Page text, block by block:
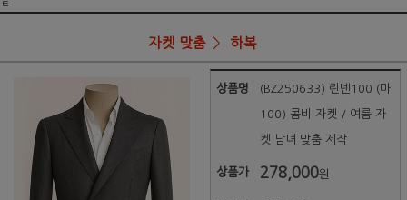
ㅌ
자켓 맞춤 하복
상품명 (BZ250633) 린넨100 (마
100) 콤비 자켓 / 여름 자
켓 남녀 맞춤 제작
상품가 278,000원